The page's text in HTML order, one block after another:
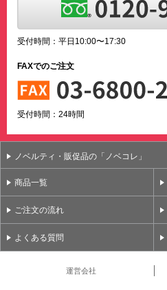
受付時間：平日10:00〜17:30
FAXでのご注文
受付時間：24時間
ノベルティ・販促品の「ノベコレ」
商品一覧
ご注文の流れ
よくある質問
運営会社